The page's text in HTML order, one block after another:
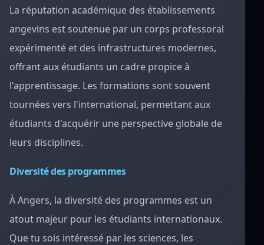
La réputation académique des établissements
angevins est soutenue par un corps professoral
expérimenté et des infrastructures modernes,
offrant aux étudiants un cadre propice à
l'apprentissage. Les formations sont souvent
tournées vers l'international, permettant aux
étudiants d'acquérir une perspective globale de
leurs disciplines.
Diversité des programmes
À Angers, la diversité des programmes est un
atout majeur pour les étudiants internationaux.
Que tu sois intéressé par les sciences, les